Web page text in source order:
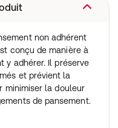
non adhérent
conçu de manière à
y adhérer. Il préserve
et prévient la
minimiser la douleur
de pansement.